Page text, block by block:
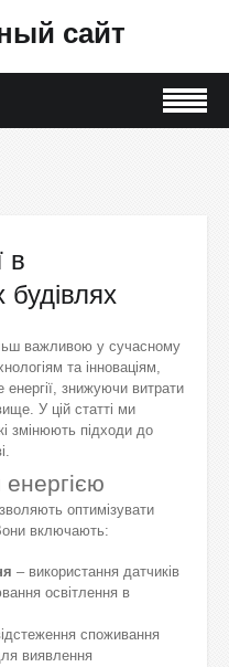
сайт
в
важливою у сучасному
та інноваціям,
знижуючи витрати
У цій статті ми
змінюють підходи до
оптимізувати
включають:
– використання датчиків
освітлення в
споживання
виявлення